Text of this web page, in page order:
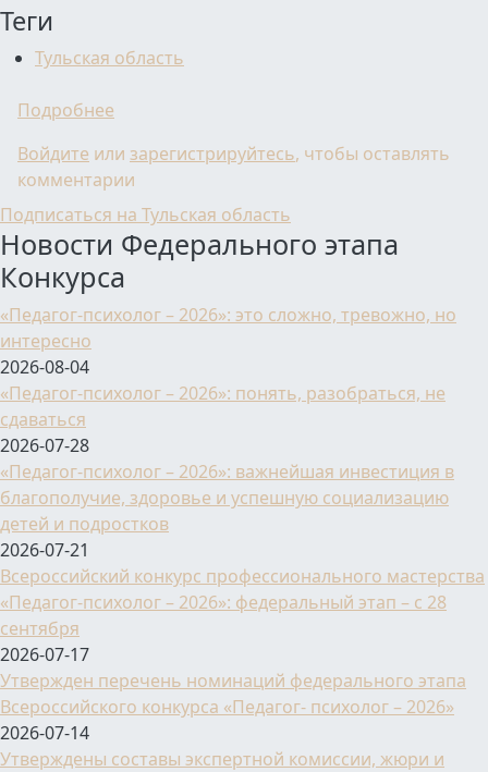
Теги
Тульская область
Подробнее
Войдите или зарегистрируйтесь, чтобы оставлять
комментарии
Подписаться на Тульская область
Новости Федерального этапа
Конкурса
«Педагог-психолог – 2026»: это сложно, тревожно, но
интересно
2026-08-04
«Педагог-психолог – 2026»: понять, разобраться, не
сдаваться
2026-07-28
«Педагог-психолог – 2026»: важнейшая инвестиция в
благополучие, здоровье и успешную социализацию
детей и подростков
2026-07-21
Всероссийский конкурс профессионального мастерства
«Педагог-психолог – 2026»: федеральный этап – с 28
сентября
2026-07-17
Утвержден перечень номинаций федерального этапа
Всероссийского конкурса «Педагог- психолог – 2026»
2026-07-14
Утверждены составы экспертной комиссии, жюри и